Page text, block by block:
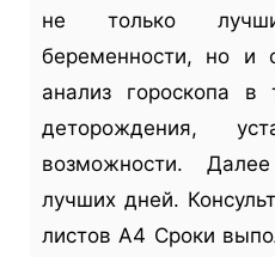
не только
беременности, но и
анализ гороскопа в
деторождения,
возможности.
лучших дней.
листов А4 Сроки